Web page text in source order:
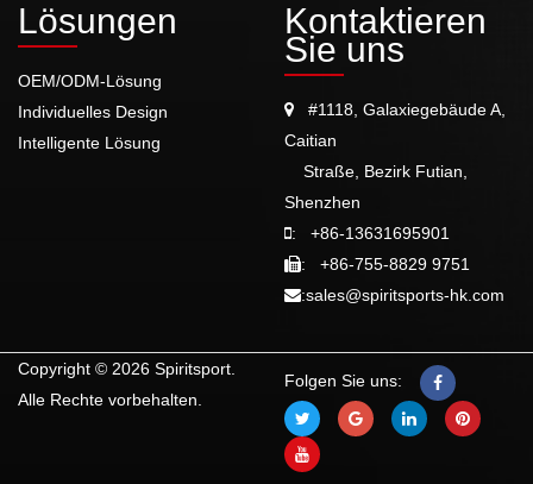
Lösungen
OEM/ODM-Lösung
Individuelles Design
Intelligente Lösung
Kontaktieren
Sie uns
#1118, Galaxiegebäude A,
Caitian
Straße, Bezirk Futian,
Shenzhen
: +86-13631695901
: +86-755-8829 9751
:sales@spiritsports-hk.com
Copyright © 2026 Spiritsport.
Alle Rechte vorbehalten.
Folgen Sie uns: